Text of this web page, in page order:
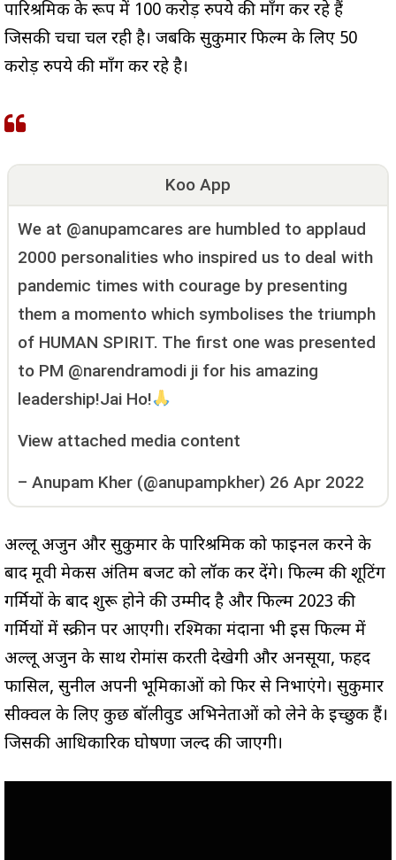
पारिश्रमिक के रूप में 100 करोड़ रुपये की माँग कर रहे हैं
जिसकी चर्चा चल रही है। जबकि सुकुमार फिल्म के लिए 50
करोड़ रुपये की माँग कर रहे है।
Koo App
We at @anupamcares are humbled to applaud
2000 personalities who inspired us to deal with
pandemic times with courage by presenting
them a momento which symbolises the triumph
of HUMAN SPIRIT. The first one was presented
to PM @narendramodi ji for his amazing
leadership!Jai Ho!
View attached media content
– Anupam Kher (@anupampkher) 26 Apr 2022
अल्लू अर्जुन और सुकुमार के पारिश्रमिक को फाइनल करने के
बाद मूवी मेकर्स अंतिम बजट को लॉक कर देंगे। फिल्म की शूटिंग
गर्मियों के बाद शुरू होने की उम्मीद है और फिल्म 2023 की
गर्मियों में स्क्रीन पर आएगी। रश्मिका मंदाना भी इस फिल्म में
अल्लू अर्जुन के साथ रोमांस करती देखेगी और अनसूया, फहद
फासिल, सुनील अपनी भूमिकाओं को फिर से निभाएंगे। सुकुमार
सीक्वल के लिए कुछ बॉलीवुड अभिनेताओं को लेने के इच्छुक हैं।
जिसकी आधिकारिक घोषणा जल्द की जाएगी।